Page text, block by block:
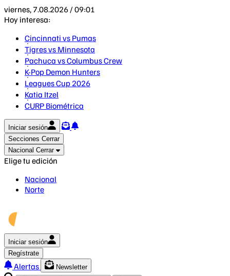
viernes, 7.08.2026 / 09:01
Hoy interesa:
Cincinnati vs Pumas
Tigres vs Minnesota
Pachuca vs Columbus Crew
K-Pop Demon Hunters
Leagues Cup 2026
Katia Itzel
CURP Biométrica
Iniciar sesión
Secciones Cerrar
Nacional Cerrar
Elige tu edición
Nacional
Norte
Iniciar sesión
Regístrate
Alertas
Newsletter